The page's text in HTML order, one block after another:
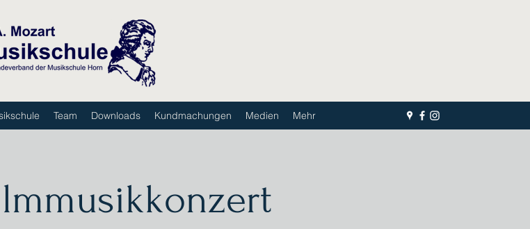
Team Downloads Kundmachungen Medien Mehr